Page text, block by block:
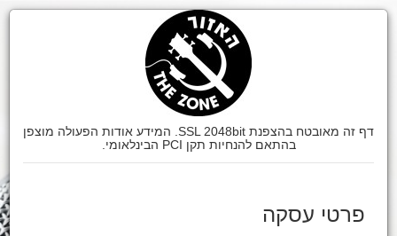
דף זה מאובטח בהצפנת SSL 2048bit. המידע אודות הפעולה מוצפן
בהתאם להנחיות תקן PCI הבינלאומי.
פרטי עסקה